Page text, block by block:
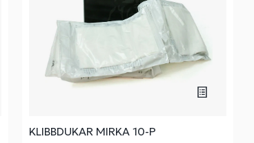
KLIBBDUKAR MIRKA 10-P